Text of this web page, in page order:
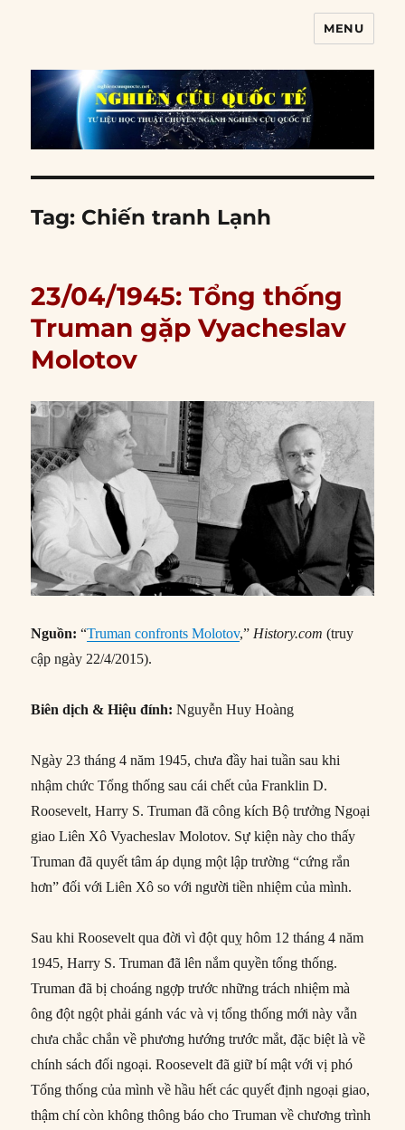
MENU
Tag: Chiến tranh Lạnh
23/04/1945: Tổng thống
Truman gặp Vyacheslav
Molotov
Nguồn: “Truman confronts Molotov,” History.com (truy
cập ngày 22/4/2015).
Biên dịch & Hiệu đính: Nguyễn Huy Hoàng
Ngày 23 tháng 4 năm 1945, chưa đầy hai tuần sau khi
nhậm chức Tổng thống sau cái chết của Franklin D.
Roosevelt, Harry S. Truman đã công kích Bộ trưởng Ngoại
giao Liên Xô Vyacheslav Molotov. Sự kiện này cho thấy
Truman đã quyết tâm áp dụng một lập trường “cứng rắn
hơn” đối với Liên Xô so với người tiền nhiệm của mình.
Sau khi Roosevelt qua đời vì đột quỵ hôm 12 tháng 4 năm
1945, Harry S. Truman đã lên nắm quyền tổng thống.
Truman đã bị choáng ngợp trước những trách nhiệm mà
ông đột ngột phải gánh vác và vị tổng thống mới này vẫn
chưa chắc chắn về phương hướng trước mắt, đặc biệt là về
chính sách đối ngoại. Roosevelt đã giữ bí mật với vị phó
Tổng thống của mình về hầu hết các quyết định ngoại giao,
thậm chí còn không thông báo cho Truman về chương trình